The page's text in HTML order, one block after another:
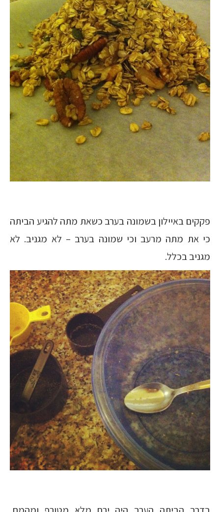
פקקים באיילון בשמונה בערב כשאת מתה להגיע הביתה
כי את מתה מרעב וכי שמונה בערב – לא מגניב. לא
מגניב בכלל.